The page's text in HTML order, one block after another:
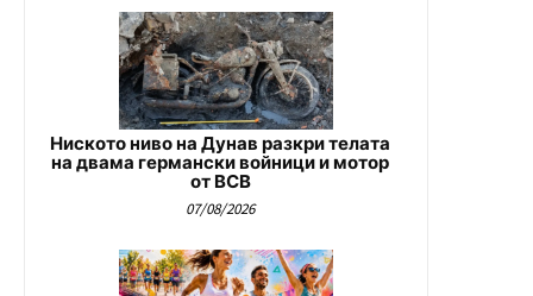
Ниското ниво на Дунав разкри телата
на двама германски войници и мотор
от ВСВ
07/08/2026